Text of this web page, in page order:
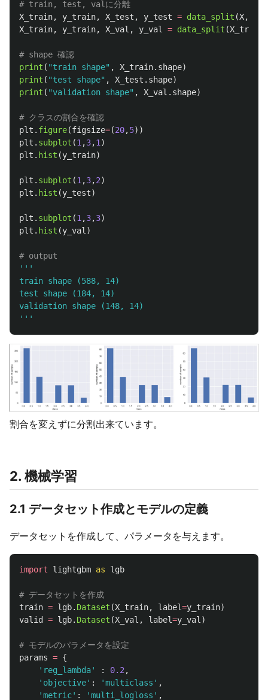
X_train, y_train, X_test , y_test = data_split (X,
X_train, y_train, X_val , y_val = data_split (X_train
print ( "train shape" , X_train. shape)
print ( "test shape" , X_test . shape)
print ( "validation shape" , X_val . shape)
plt . figure(figsize=(20,5))
plt . subplot (1 ,3,1 )
plt . hist (y_train)
plt . subplot (1 ,3,2)
plt . hist (y_test)
plt . subplot (1 ,3,3)
plt . hist (y_val )
'''
train shape (588, 14)
test shape (184, 14)
'''
割合を変えずに分割出来ています。
2. 機械学習
2.1 データセット作成とモデルの定義
データセットを作成して、パラメータを与えます。
import lightgbm as lgb
train = lgb. Dataset (X_train, label=y_train)
valid
= lgb. Dataset (X_val , label=y_val )
params = {
' reg_lambda' : 0.2 ,
' objective' : 'multiclass ' ,
'metric' : 'multi_logloss ' ,